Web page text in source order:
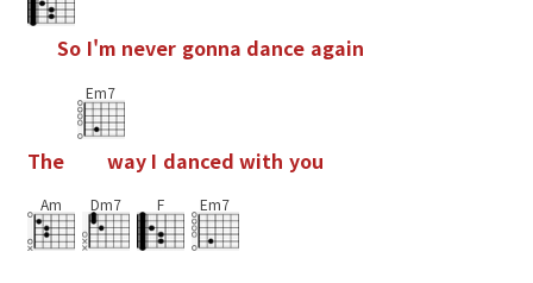
So I'm never gonna dance again
The
Em7
way I danced with you
Am Dm7 F Em7